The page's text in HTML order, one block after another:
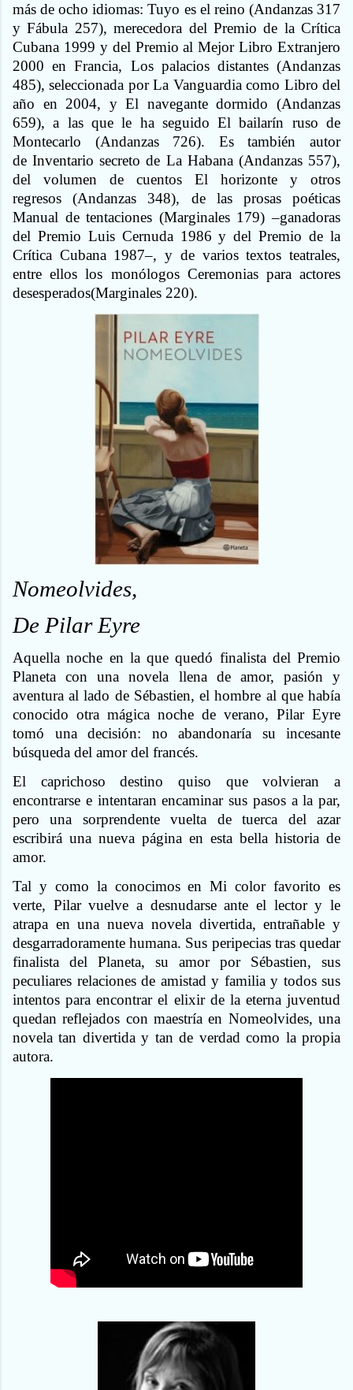
más de ocho idiomas: Tuyo es el reino (Andanzas 317
y Fábula 257), merecedora del Premio de la Crítica
Cubana 1999 y del Premio al Mejor Libro Extranjero
2000 en Francia, Los palacios distantes (Andanzas
485), seleccionada por La Vanguardia como Libro del
año en 2004, y El navegante dormido (Andanzas
659), a las que le ha seguido El bailarín ruso de
Montecarlo (Andanzas 726). Es también autor
de Inventario secreto de La Habana (Andanzas 557),
del volumen de cuentos El horizonte y otros
regresos (Andanzas 348), de las prosas poéticas
Manual de tentaciones (Marginales 179) –ganadoras
del Premio Luis Cernuda 1986 y del Premio de la
Crítica Cubana 1987–, y de varios textos teatrales,
entre ellos los monólogos Ceremonias para actores
desesperados(Marginales 220).
Nomeolvides,
De Pilar Eyre
Aquella noche en la que quedó finalista del Premio
Planeta con una novela llena de amor, pasión y
aventura al lado de Sébastien, el hombre al que había
conocido otra mágica noche de verano, Pilar Eyre
tomó una decisión: no abandonaría su incesante
búsqueda del amor del francés.
El caprichoso destino quiso que volvieran a
encontrarse e intentaran encaminar sus pasos a la par,
pero una sorprendente vuelta de tuerca del azar
escribirá una nueva página en esta bella historia de
amor.
Tal y como la conocimos en Mi color favorito es
verte, Pilar vuelve a desnudarse ante el lector y le
atrapa en una nueva novela divertida, entrañable y
desgarradoramente humana. Sus peripecias tras quedar
finalista del Planeta, su amor por Sébastien, sus
peculiares relaciones de amistad y familia y todos sus
intentos para encontrar el elixir de la eterna juventud
quedan reflejados con maestría en Nomeolvides, una
novela tan divertida y tan de verdad como la propia
autora.